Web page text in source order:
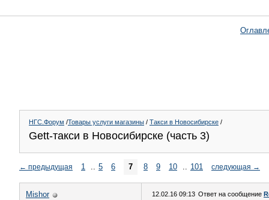
НГС.Форум /Товары услуги магазины / Такси в Новосибирске /
Gett-такси в Новосибирске (часть 3)
← предыдущая 1 .. 5 6 7 8 9 10 .. 101 следующая →
Mishor 12.02.16 09:13 Ответ на сообщение